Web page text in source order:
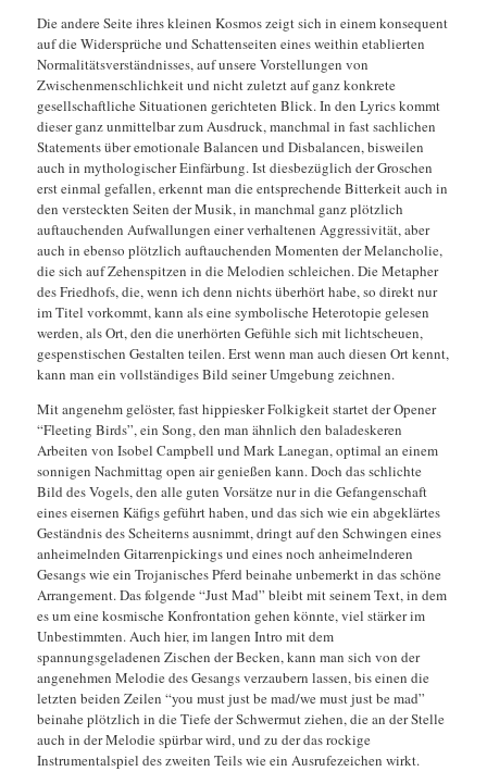
Die andere Seite ihres kleinen Kosmos zeigt sich in einem konsequent
auf die Widersprüche und Schattenseiten eines weithin etablierten
Normalitätsverständnisses, auf unsere Vorstellungen von
Zwischenmenschlichkeit und nicht zuletzt auf ganz konkrete
gesellschaftliche Situationen gerichteten Blick. In den Lyrics kommt
dieser ganz unmittelbar zum Ausdruck, manchmal in fast sachlichen
Statements über emotionale Balancen und Disbalancen, bisweilen
auch in mythologischer Einfärbung. Ist diesbezüglich der Groschen
erst einmal gefallen, erkennt man die entsprechende Bitterkeit auch in
den versteckten Seiten der Musik, in manchmal ganz plötzlich
auftauchenden Aufwallungen einer verhaltenen Aggressivität, aber
auch in ebenso plötzlich auftauchenden Momenten der Melancholie,
die sich auf Zehenspitzen in die Melodien schleichen. Die Metapher
des Friedhofs, die, wenn ich denn nichts überhört habe, so direkt nur
im Titel vorkommt, kann als eine symbolische Heterotopie gelesen
werden, als Ort, den die unerhörten Gefühle sich mit lichtscheuen,
gespenstischen Gestalten teilen. Erst wenn man auch diesen Ort kennt,
kann man ein vollständiges Bild seiner Umgebung zeichnen.
Mit angenehm gelöster, fast hippiesker Folkigkeit startet der Opener
“Fleeting Birds”, ein Song, den man ähnlich den baladeskeren
Arbeiten von Isobel Campbell und Mark Lanegan, optimal an einem
sonnigen Nachmittag open air genießen kann. Doch das schlichte
Bild des Vogels, den alle guten Vorsätze nur in die Gefangenschaft
eines eisernen Käfigs geführt haben, und das sich wie ein abgeklärtes
Geständnis des Scheiterns ausnimmt, dringt auf den Schwingen eines
anheimelnden Gitarrenpickings und eines noch anheimelnderen
Gesangs wie ein Trojanisches Pferd beinahe unbemerkt in das schöne
Arrangement. Das folgende “Just Mad” bleibt mit seinem Text, in dem
es um eine kosmische Konfrontation gehen könnte, viel stärker im
Unbestimmten. Auch hier, im langen Intro mit dem
spannungsgeladenen Zischen der Becken, kann man sich von der
angenehmen Melodie des Gesangs verzaubern lassen, bis einen die
letzten beiden Zeilen “you must just be mad/we must just be mad”
beinahe plötzlich in die Tiefe der Schwermut ziehen, die an der Stelle
auch in der Melodie spürbar wird, und zu der das rockige
Instrumentalspiel des zweiten Teils wie ein Ausrufezeichen wirkt.